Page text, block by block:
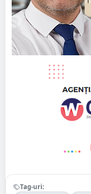
Tag-uri: